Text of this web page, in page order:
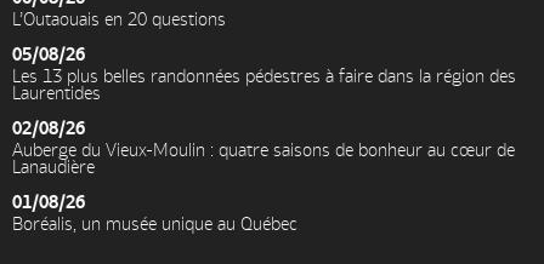
L’Outaouais en 20 questions
05/08/26
Les 13 plus belles randonnées pédestres à faire dans la région des
Laurentides
02/08/26
Auberge du Vieux-Moulin : quatre saisons de bonheur au cœur de
Lanaudière
01/08/26
Boréalis, un musée unique au Québec